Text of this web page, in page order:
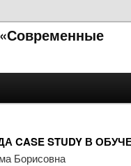
STUDY В
Борисовна